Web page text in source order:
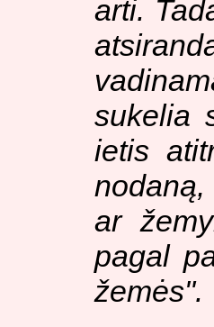
arti.
sukelia
ietis
ar
pagal
žemės".